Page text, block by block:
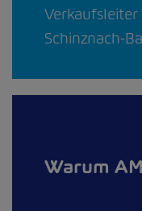
Schinznach-
Warum